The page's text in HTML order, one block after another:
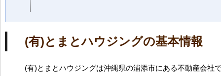
(有)とまとハウジングの基本情報
(有)とまとハウジングは沖縄県の浦添市にある不動産会社